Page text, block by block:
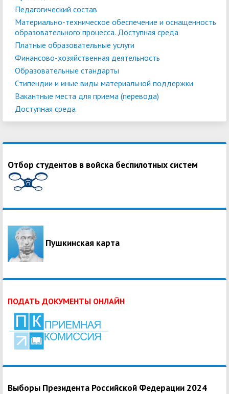
Педагогический состав
Материально-техническое обеспечение и оснащенность
образовательного процесса. Доступная среда
Платные образовательные услуги
Финансово-хозяйственная деятельность
Образовательные стандарты
Стипендии и иные виды материальной поддержки
Вакантные места для приема (перевода)
Доступная среда
Отбор студентов в войска беспилотных систем
Пушкинская карта
ПОДАТЬ ДОКУМЕНТЫ ОНЛАЙН
Выборы Президента Российской Федерации 2024